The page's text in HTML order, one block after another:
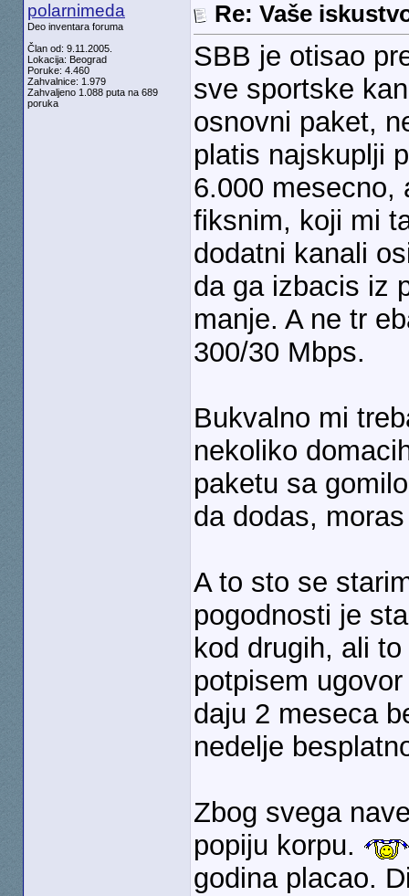
polarnimeda
Deo inventara foruma
Član od: 9.11.2005.
Lokacija: Beograd
Poruke: 4.460
Zahvalnice: 1.979
Zahvaljeno 1.088 puta na 689
poruka
Re: Vaše
SBB je otisao
sve sportske
osnovni paket,
platis najskuplji
6.000 mesecno,
fiksnim, koji mi
dodatni kanali
da ga izbacis iz
manje. A ne tr
300/30 Mbps.
Bukvalno mi
nekoliko
paketu sa
da dodas,
A to sto se
pogodnosti je
kod drugih, ali
potpisem
daju 2 meseca
nedelje
Zbog svega
popiju korpu.
godina placao.